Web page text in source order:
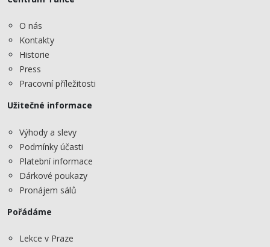
O nás
Kontakty
Historie
Press
Pracovní příležitosti
Užitečné informace
Výhody a slevy
Podmínky účasti
Platební informace
Dárkové poukazy
Pronájem sálů
Pořádáme
Lekce v Praze